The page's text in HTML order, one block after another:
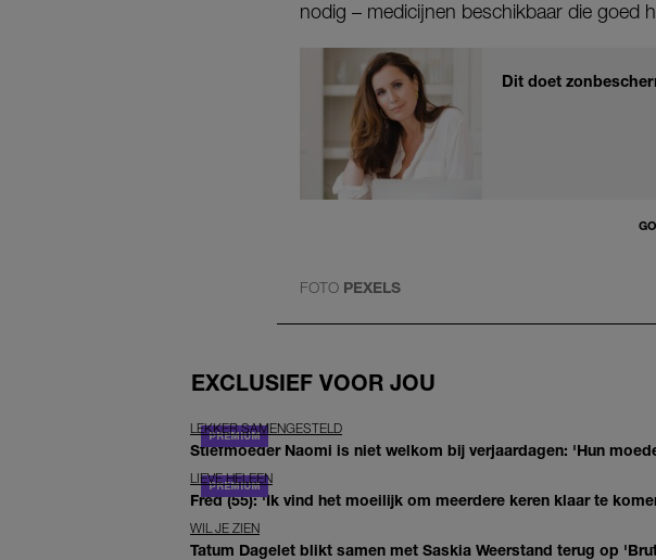
nodig – medicijnen beschikbaar die goed
Dit doet
FOTO PEXELS
EXCLUSIEF VOOR JOU
LEKKER SAMENGESTELD
Stiefmoeder Naomi is niet welkom bij verjaardagen: 'Hun
LIEVE HELEEN
Fred (55): 'Ik vind het moeilijk om meerdere keren klaar te
WIL JE ZIEN
Tatum Dagelet blikt samen met Saskia Weerstand terug op